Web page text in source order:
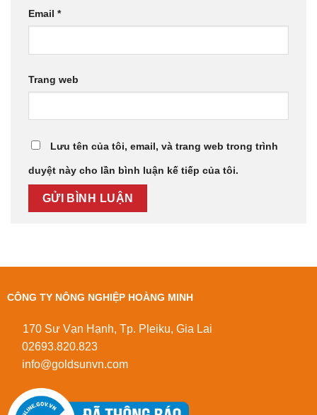
Email *
Trang web
Lưu tên của tôi, email, và trang web trong trình
duyệt này cho lần bình luận kế tiếp của tôi.
CÔNG TY NÔNG NGHIỆP HOÀNG MINH
170 Sư Vạn Hạnh, Tp. Pleiku, Gia Lai
02693.820.823
info@goldsunvn.com